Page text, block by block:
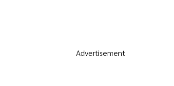
Advertisement